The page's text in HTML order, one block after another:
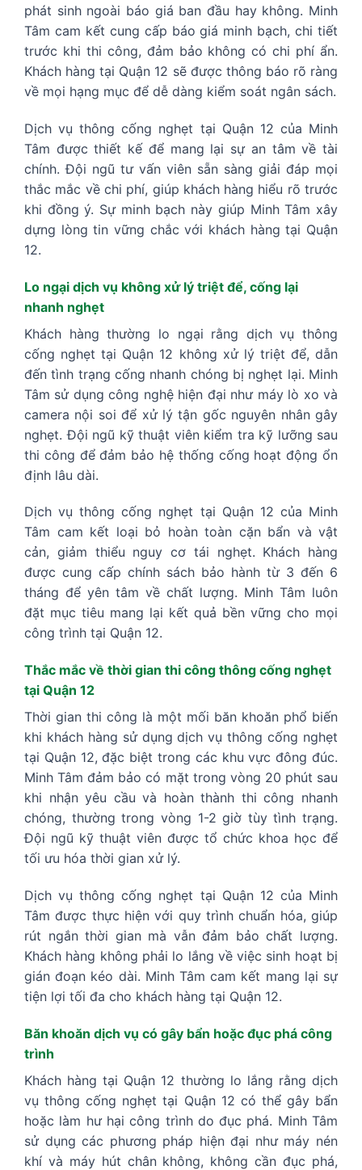
phát sinh ngoài báo giá ban đầu hay không. Minh
Tâm cam kết cung cấp báo giá minh bạch, chi tiết
trước khi thi công, đảm bảo không có chi phí ẩn.
Khách hàng tại Quận 12 sẽ được thông báo rõ ràng
về mọi hạng mục để dễ dàng kiểm soát ngân sách.
Dịch vụ thông cống nghẹt tại Quận 12 của Minh
Tâm được thiết kế để mang lại sự an tâm về tài
chính. Đội ngũ tư vấn viên sẵn sàng giải đáp mọi
thắc mắc về chi phí, giúp khách hàng hiểu rõ trước
khi đồng ý. Sự minh bạch này giúp Minh Tâm xây
dựng lòng tin vững chắc với khách hàng tại Quận
12.
Lo ngại dịch vụ không xử lý triệt để, cống lại
nhanh nghẹt
Khách hàng thường lo ngại rằng dịch vụ thông
cống nghẹt tại Quận 12 không xử lý triệt để, dẫn
đến tình trạng cống nhanh chóng bị nghẹt lại. Minh
Tâm sử dụng công nghệ hiện đại như máy lò xo và
camera nội soi để xử lý tận gốc nguyên nhân gây
nghẹt. Đội ngũ kỹ thuật viên kiểm tra kỹ lưỡng sau
thi công để đảm bảo hệ thống cống hoạt động ổn
định lâu dài.
Dịch vụ thông cống nghẹt tại Quận 12 của Minh
Tâm cam kết loại bỏ hoàn toàn cặn bẩn và vật
cản, giảm thiểu nguy cơ tái nghẹt. Khách hàng
được cung cấp chính sách bảo hành từ 3 đến 6
tháng để yên tâm về chất lượng. Minh Tâm luôn
đặt mục tiêu mang lại kết quả bền vững cho mọi
công trình tại Quận 12.
Thắc mắc về thời gian thi công thông cống nghẹt
tại Quận 12
Thời gian thi công là một mối băn khoăn phổ biến
khi khách hàng sử dụng dịch vụ thông cống nghẹt
tại Quận 12, đặc biệt trong các khu vực đông đúc.
Minh Tâm đảm bảo có mặt trong vòng 20 phút sau
khi nhận yêu cầu và hoàn thành thi công nhanh
chóng, thường trong vòng 1-2 giờ tùy tình trạng.
Đội ngũ kỹ thuật viên được tổ chức khoa học để
tối ưu hóa thời gian xử lý.
Dịch vụ thông cống nghẹt tại Quận 12 của Minh
Tâm được thực hiện với quy trình chuẩn hóa, giúp
rút ngắn thời gian mà vẫn đảm bảo chất lượng.
Khách hàng không phải lo lắng về việc sinh hoạt bị
gián đoạn kéo dài. Minh Tâm cam kết mang lại sự
tiện lợi tối đa cho khách hàng tại Quận 12.
Băn khoăn dịch vụ có gây bẩn hoặc đục phá công
trình
Khách hàng tại Quận 12 thường lo lắng rằng dịch
vụ thông cống nghẹt tại Quận 12 có thể gây bẩn
hoặc làm hư hại công trình do đục phá. Minh Tâm
sử dụng các phương pháp hiện đại như máy nén
khí và máy hút chân không, không cần đục phá,